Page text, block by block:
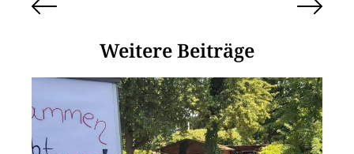
Weitere Beiträge